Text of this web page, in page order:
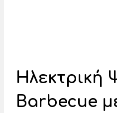
Ηλεκτρική
Barbecue